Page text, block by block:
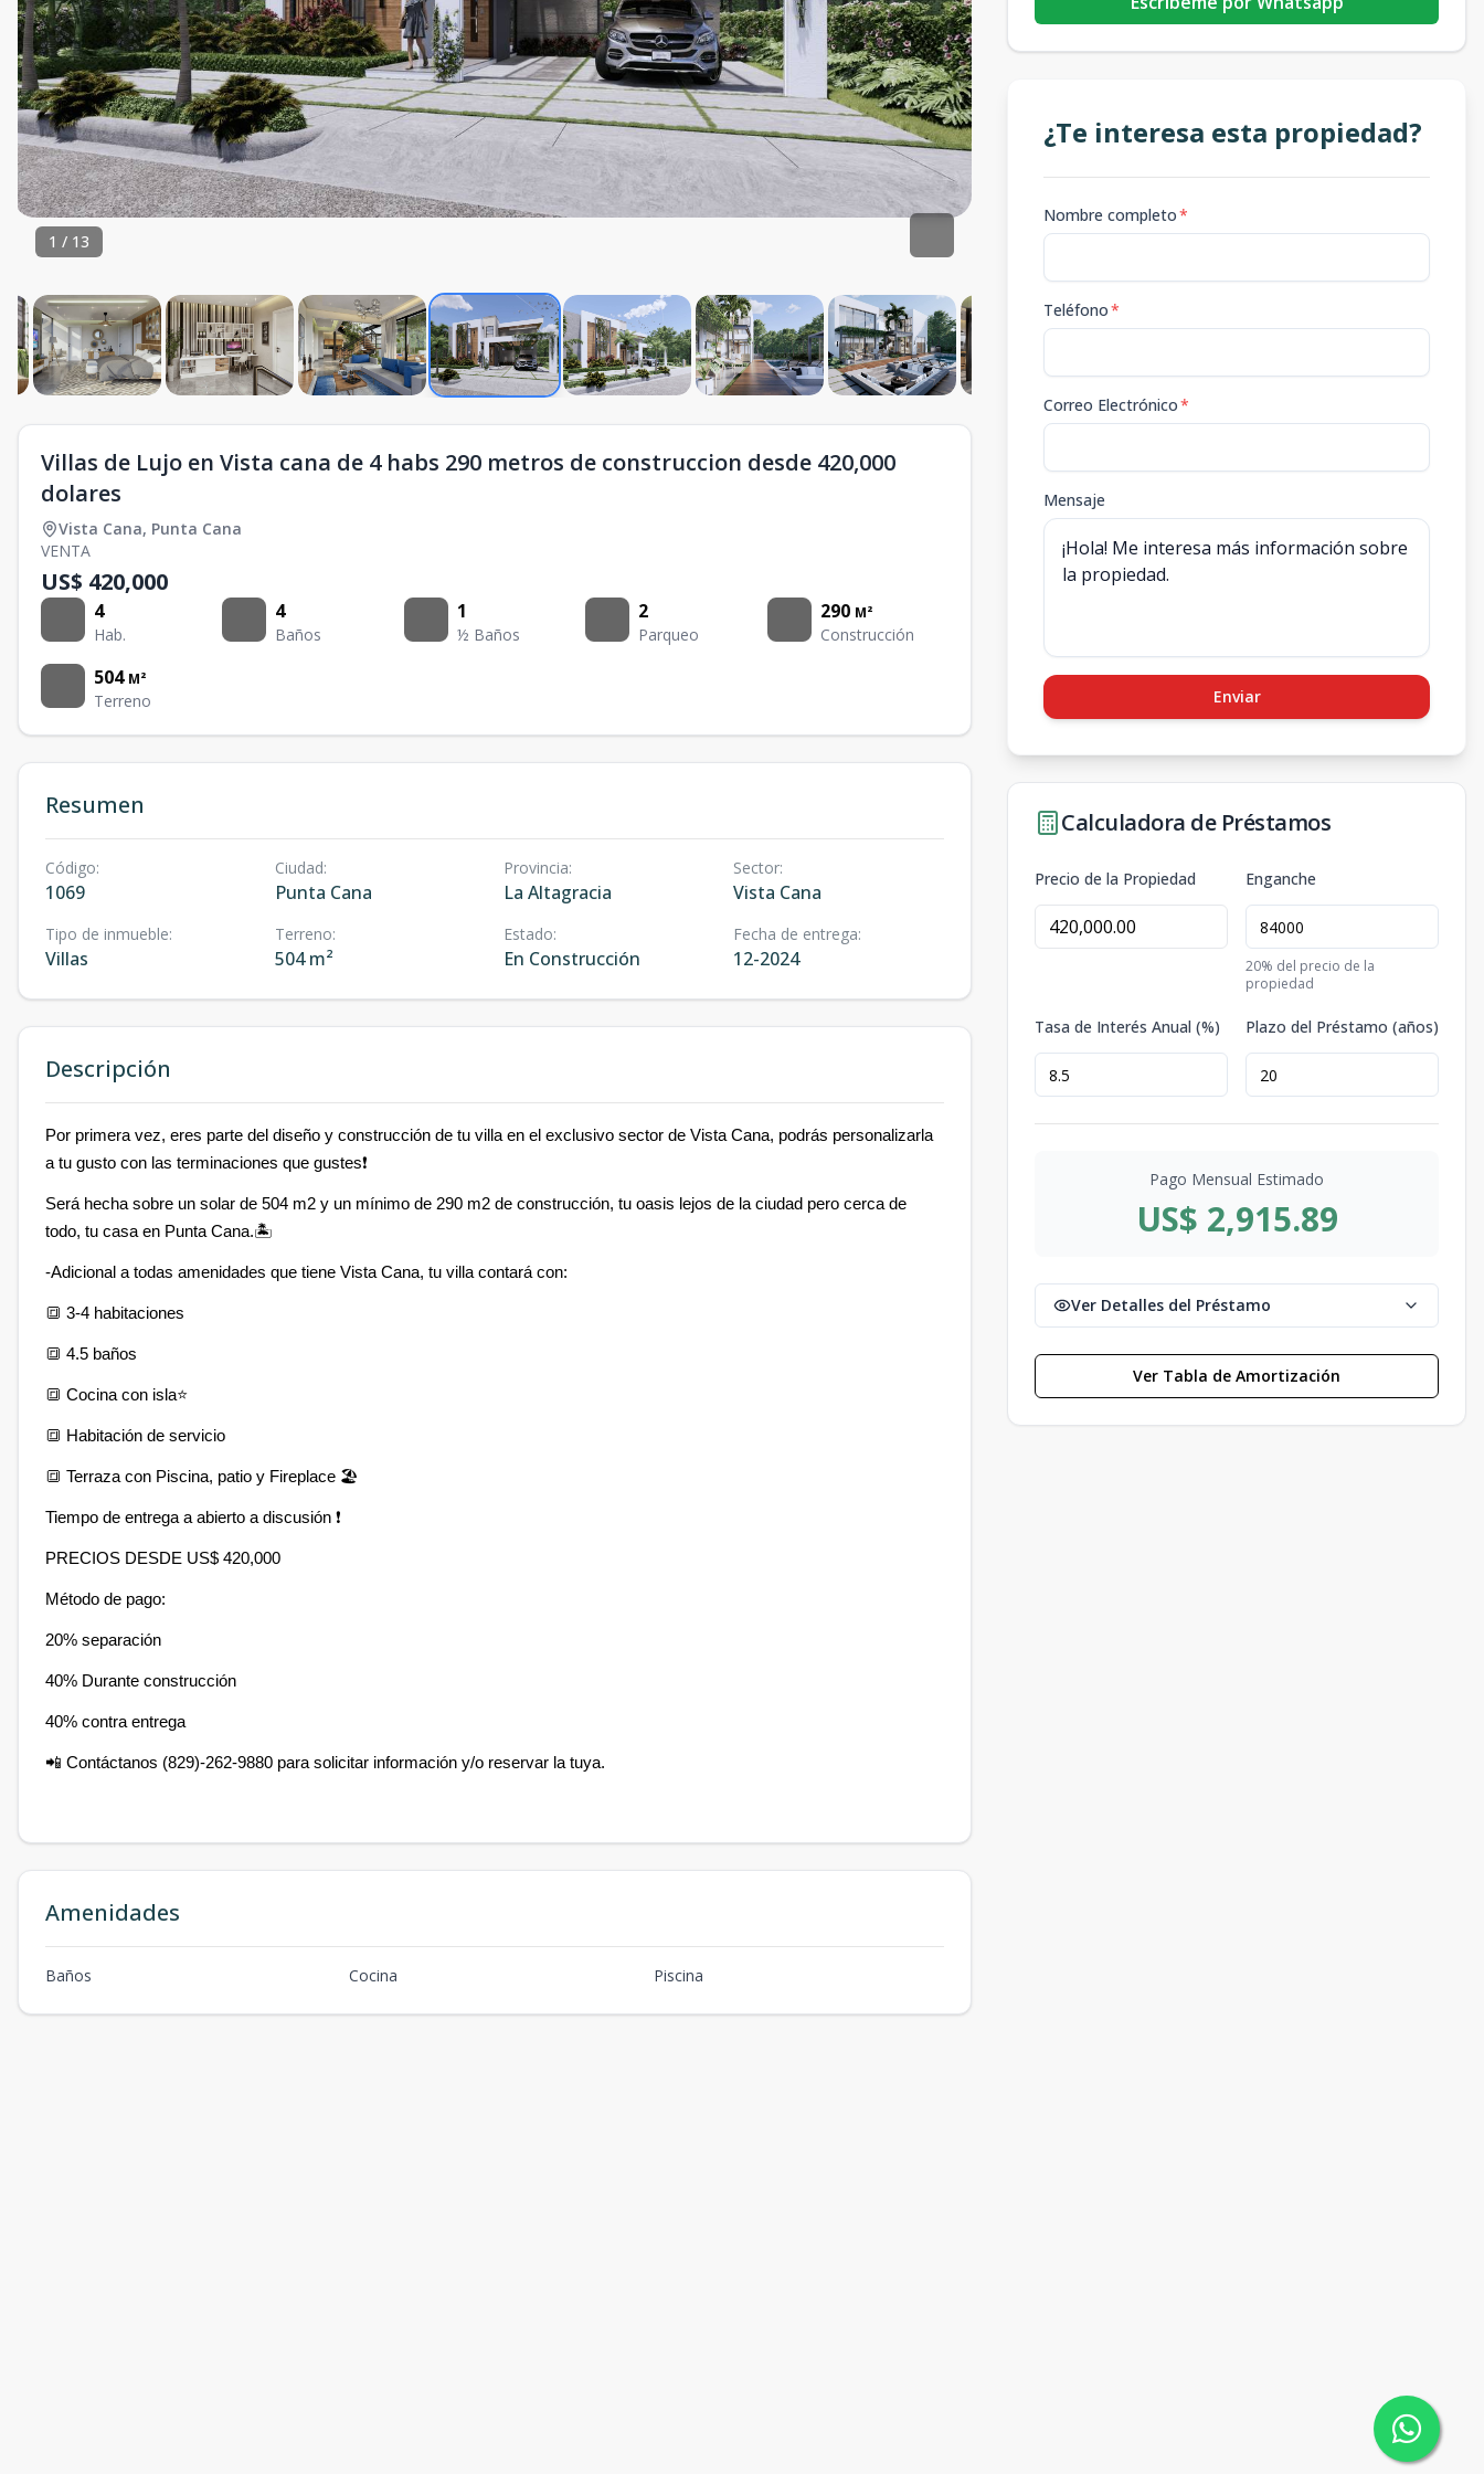
1 / 13
Villas de Lujo en Vista cana de 4 habs 290 metros de construccion desde 420,000
dolares
Vista Cana, Punta Cana
VENTA
US$ 420,000
4
Hab.
4
Baños
1
½ Baños
2
Parqueo
290 M²
Construcción
504 M²
Terreno
Resumen
Código:
1069
Ciudad:
Punta Cana
Provincia:
La Altagracia
Sector:
Vista Cana
Tipo de inmueble:
Villas
Terreno:
504 m²
Estado:
En Construcción
Fecha de entrega:
12-2024
Descripción
Por primera vez, eres parte del diseño y construcción de tu villa en el exclusivo sector de Vista Cana, podrás personalizarla
a tu gusto con las terminaciones que gustes❗
Será hecha sobre un solar de 504 m2 y un mínimo de 290 m2 de construcción, tu oasis lejos de la ciudad pero cerca de
todo, tu casa en Punta Cana.🏝️
-Adicional a todas amenidades que tiene Vista Cana, tu villa contará con:
🔳 3-4 habitaciones
🔳 4.5 baños
🔳 Cocina con isla⭐️
🔳 Habitación de servicio
🔳 Terraza con Piscina, patio y Fireplace 🏖️
Tiempo de entrega a abierto a discusión ❗
PRECIOS DESDE US$ 420,000
Método de pago:
20% separación
40% Durante construcción
40% contra entrega
📲 Contáctanos (829)-262-9880 para solicitar información y/o reservar la tuya.
Amenidades
Baños Cocina Piscina
¿Te interesa esta propiedad?
Nombre completo*
Teléfono*
Correo Electrónico*
Mensaje
Enviar
Calculadora de Préstamos
Precio de la Propiedad Enganche
20% del precio de la
propiedad
Tasa de Interés Anual (%) Plazo del Préstamo (años)
Pago Mensual Estimado
US$ 2,915.89
Ver Detalles del Préstamo
Ver Tabla de Amortización